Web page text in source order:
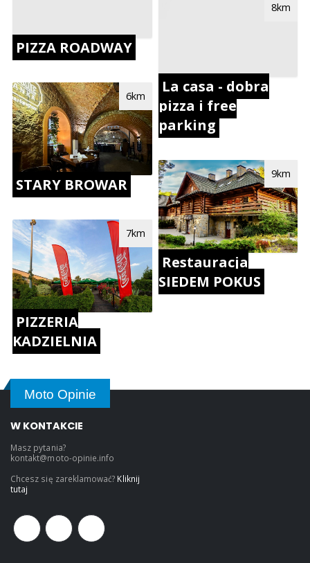
PIZZA ROADWAY
STARY BROWAR
6km
PIZZERIA
KADZIELNIA
7km
La casa - dobra
pizza i free
parking
8km
Restauracja
SIEDEM POKUS
9km
Moto Opinie
W KONTAKCIE
Masz pytania?
kontakt@moto-opinie.info
Chcesz się zareklamować? Kliknij
tutaj